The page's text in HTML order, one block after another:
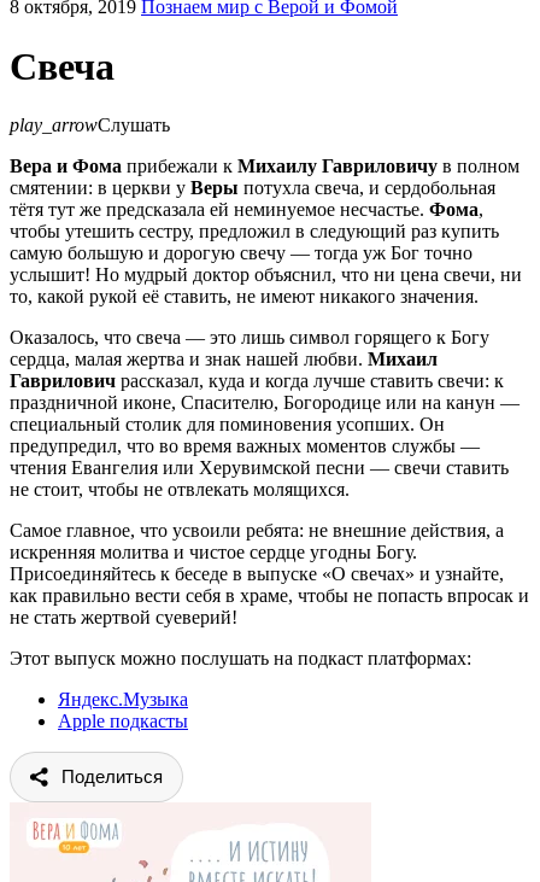
8 октября, 2019 Познаем мир с Верой и Фомой
Свеча
play_arrowСлушать
Вера и Фома прибежали к Михаилу Гавриловичу в полном
смятении: в церкви у Веры потухла свеча, и сердобольная
тётя тут же предсказала ей неминуемое несчастье. Фома,
чтобы утешить сестру, предложил в следующий раз купить
самую большую и дорогую свечу — тогда уж Бог точно
услышит! Но мудрый доктор объяснил, что ни цена свечи, ни
то, какой рукой её ставить, не имеют никакого значения.
Оказалось, что свеча — это лишь символ горящего к Богу
сердца, малая жертва и знак нашей любви. Михаил
Гаврилович рассказал, куда и когда лучше ставить свечи: к
праздничной иконе, Спасителю, Богородице или на канун —
специальный столик для поминовения усопших. Он
предупредил, что во время важных моментов службы —
чтения Евангелия или Херувимской песни — свечи ставить
не стоит, чтобы не отвлекать молящихся.
Самое главное, что усвоили ребята: не внешние действия, а
искренняя молитва и чистое сердце угодны Богу.
Присоединяйтесь к беседе в выпуске «О свечах» и узнайте,
как правильно вести себя в храме, чтобы не попасть впросак и
не стать жертвой суеверий!
Этот выпуск можно послушать на подкаст платформах:
Яндекс.Музыка
Apple подкасты
Поделиться